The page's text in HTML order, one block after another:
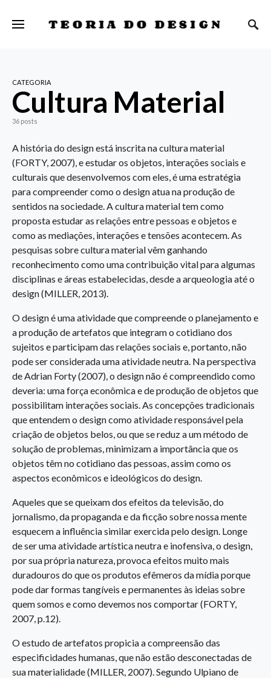
TEORIA DO DESIGN
CATEGORIA
Cultura Material
36 posts
A história do design está inscrita na cultura material
(FORTY, 2007), e estudar os objetos, interações sociais e
culturais que desenvolvemos com eles, é uma estratégia
para compreender como o design atua na produção de
sentidos na sociedade. A cultura material tem como
proposta estudar as relações entre pessoas e objetos e
como as mediações, interações e tensões acontecem. As
pesquisas sobre cultura material vêm ganhando
reconhecimento como uma contribuição vital para algumas
disciplinas e áreas estabelecidas, desde a arqueologia até o
design (MILLER, 2013).
O design é uma atividade que compreende o planejamento e
a produção de artefatos que integram o cotidiano dos
sujeitos e participam das relações sociais e, portanto, não
pode ser considerada uma atividade neutra. Na perspectiva
de Adrian Forty (2007), o design não é compreendido como
deveria: uma força econômica e de produção de objetos que
possibilitam interações sociais. As concepções tradicionais
que entendem o design como atividade responsável pela
criação de objetos belos, ou que se reduz a um método de
solução de problemas, minimizam a importância que os
objetos têm no cotidiano das pessoas, assim como os
aspectos econômicos e ideológicos do design.
Aqueles que se queixam dos efeitos da televisão, do
jornalismo, da propaganda e da ficção sobre nossa mente
esquecem a influência similar exercida pelo design. Longe
de ser uma atividade artística neutra e inofensiva, o design,
por sua própria natureza, provoca efeitos muito mais
duradouros do que os produtos efêmeros da mídia porque
pode dar formas tangíveis e permanentes às ideias sobre
quem somos e como devemos nos comportar (FORTY,
2007, p.12).
O estudo de artefatos propicia a compreensão das
especificidades humanas, que não estão desconectadas de
sua materialidade (MILLER, 2007). Segundo Ulpiano de